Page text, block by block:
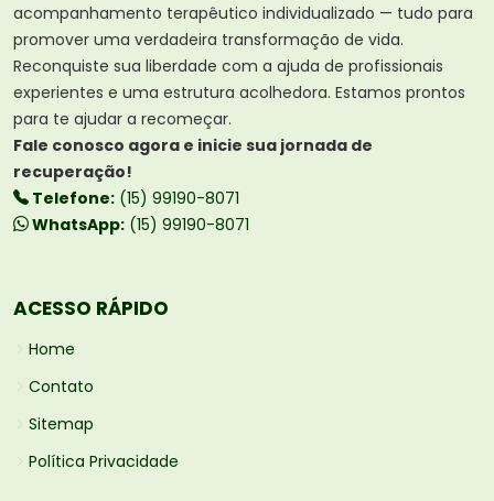
acompanhamento terapêutico individualizado — tudo para
promover uma verdadeira transformação de vida.
Reconquiste sua liberdade com a ajuda de profissionais
experientes e uma estrutura acolhedora. Estamos prontos
para te ajudar a recomeçar.
Fale conosco agora e inicie sua jornada de
recuperação!
Telefone: (15) 99190-8071
WhatsApp: (15) 99190-8071
ACESSO RÁPIDO
Home
Contato
Sitemap
Política Privacidade